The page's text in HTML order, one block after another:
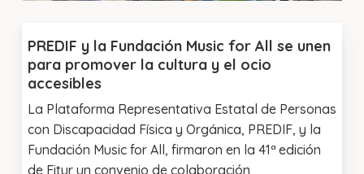
PREDIF y la Fundación Music for All se unen
para promover la cultura y el ocio
accesibles
La Plataforma Representativa Estatal de Personas
con Discapacidad Física y Orgánica, PREDIF, y la
Fundación Music for All, firmaron en la 41ª edición
de Fitur un convenio de colaboración